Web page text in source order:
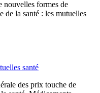
nouvelles formes de
de la santé : les mutuelles
santé
des prix touche de